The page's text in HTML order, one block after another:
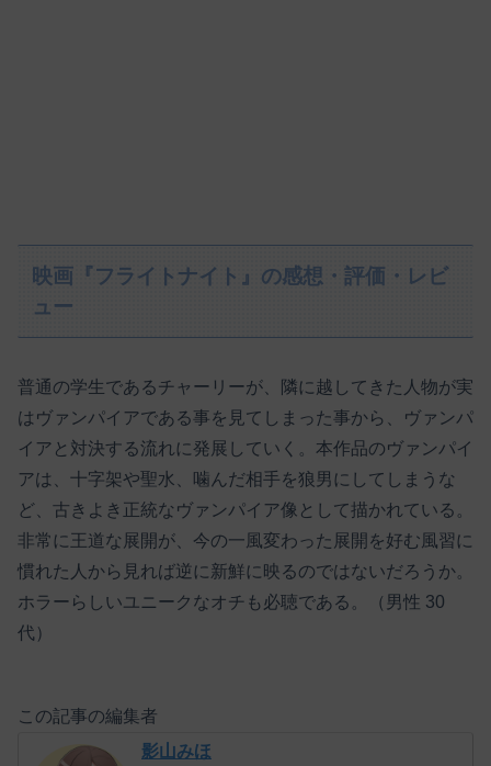
映画『フライトナイト』の感想・評価・レビ
ュー
普通の学生であるチャーリーが、隣に越してきた人物が実
はヴァンパイアである事を見てしまった事から、ヴァンパ
イアと対決する流れに発展していく。本作品のヴァンパイ
アは、十字架や聖水、噛んだ相手を狼男にしてしまうな
ど、古きよき正統なヴァンパイア像として描かれている。
非常に王道な展開が、今の一風変わった展開を好む風習に
慣れた人から見れば逆に新鮮に映るのではないだろうか。
ホラーらしいユニークなオチも必聴である。（男性 30
代）
この記事の編集者
影山みほ